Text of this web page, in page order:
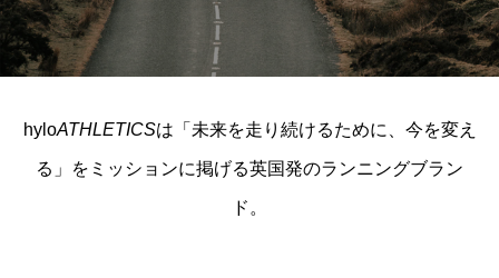
hyloATHLETICSは「未来を走り続けるために、今を変え
る」をミッションに掲げる英国発のランニングブラン
ド。